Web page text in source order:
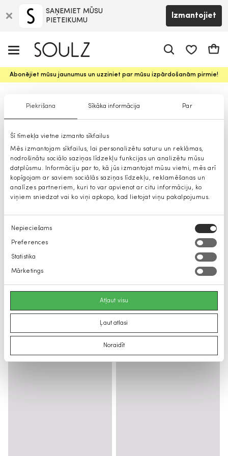
Piekrišana Sīkāka informācija Par
Šī tīmekļa vietne izmanto sīkfailus
Mēs izmantojam sīkfailus, lai personalizētu saturu un reklāmas,
nodrošinātu sociālo saziņas līdzekļu funkcijas un analizētu mūsu
datplūsmu. Informāciju par to, kā jūs izmantojat mūsu vietni, mēs arī
kopīgojam ar saviem sociālās saziņas līdzekļu, reklamēšanas un
analīzes partneriem, kuri to var apvienot ar citu informāciju, ko
viņiem sniedzat vai ko viņi apkopo, kad lietojat viņu pakalpojumus.
Piekrišanas
izvēle
Nepieciešams
Preferences
Statistika
Mārketings
Atļaut visu
Ļaut atlasi
Noraidīt
SAŅEMIET MŪSU
PIETEIKUMU
Izmantojiet
Abonējiet mūsu jaunumus un uzziniet par mūsu izpārdošanām pirmie!
Džemperi